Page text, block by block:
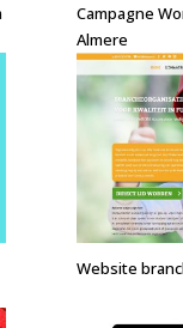
Campagne
Almere
Website